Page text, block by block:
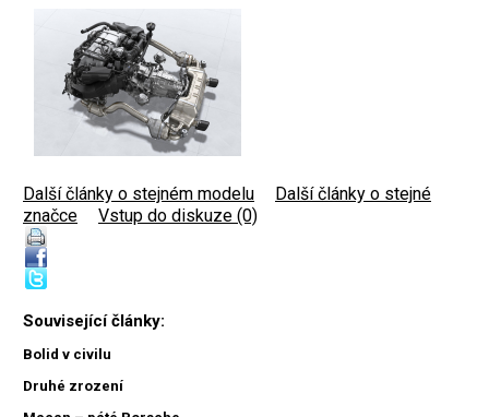
Další články o stejném modelu
Další články o stejné
značce
Vstup do diskuze (0)
Související články:
Bolid v civilu
Druhé zrození